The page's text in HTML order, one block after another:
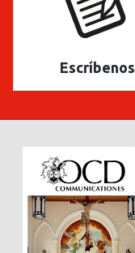
Escríbenos